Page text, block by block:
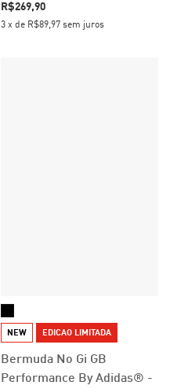
R$269,90
3 x de R$89,97 sem juros
NEW EDICAO LIMITADA
Bermuda No Gi GB
Performance By Adidas® -